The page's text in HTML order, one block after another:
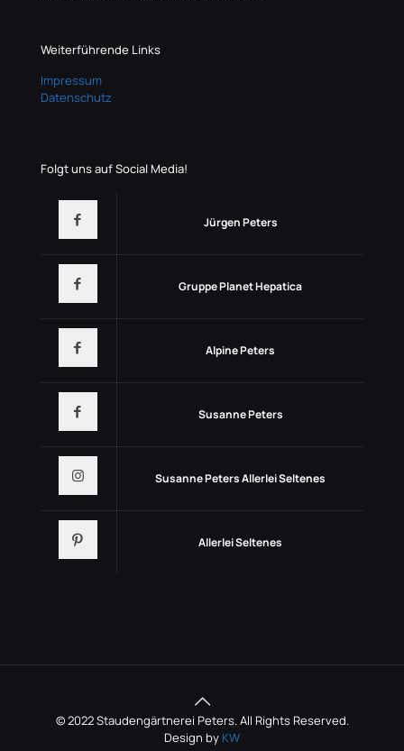
Weiterführende Links
Impressum
Datenschutz
Folgt uns auf Social Media!
Jürgen Peters
Gruppe Planet Hepatica
Alpine Peters
Susanne Peters
Susanne Peters Allerlei Seltenes
Allerlei Seltenes
© 2022 Staudengärtnerei Peters. All Rights Reserved.
Design by KW